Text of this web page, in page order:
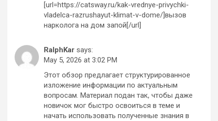
[url=https://catsway.ru/kak-vrednye-privychki-
vladelca-razrushayut-klimat-v-dome/]вызов
нарколога на дом запой[/url]
RalphKar says:
May 5, 2026 at 3:02 PM
Этот обзор предлагает структурированное
изложение информации по актуальным
вопросам. Материал подан так, чтобы даже
новичок мог быстро освоиться в теме и
начать использовать полученные знания в